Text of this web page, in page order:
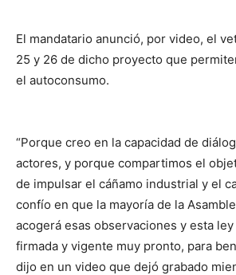
El mandatario anunció, por video, el
25 y 26 de dicho proyecto que
el autoconsumo.
“Porque creo en la capacidad de
actores, y porque compartimos el
de impulsar el cáñamo industrial y el
confío en que la mayoría de la
acogerá esas observaciones y esta
firmada y vigente muy pronto, para
dijo en un video que dejó grabado